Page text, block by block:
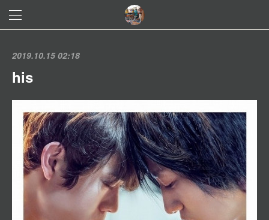
2019.10.15 02:18
his